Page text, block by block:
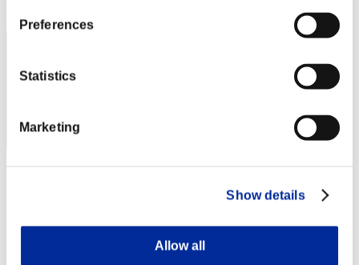
Preferences
Statistics
Marketing
Show details
Allow all
RANK